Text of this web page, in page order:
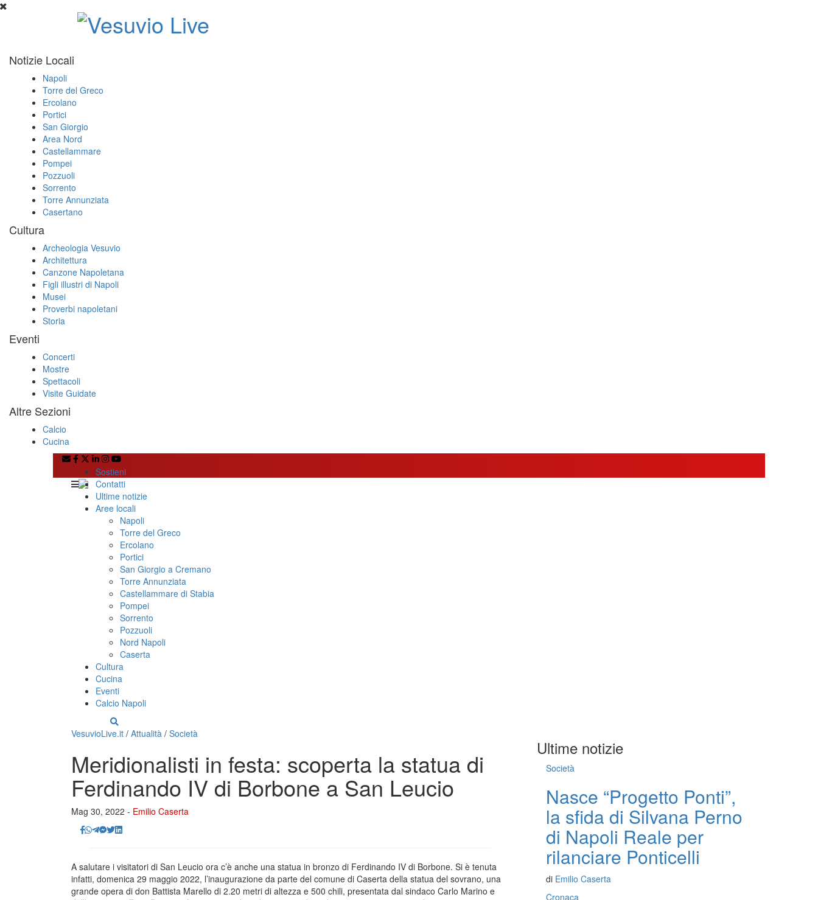
Notizie Locali
Napoli
Torre del Greco
Ercolano
Portici
San Giorgio
Area Nord
Castellammare
Pompei
Pozzuoli
Sorrento
Torre Annunziata
Casertano
Cultura
Archeologia Vesuvio
Architettura
Canzone Napoletana
Figli illustri di Napoli
Musei
Proverbi napoletani
Storia
Eventi
Concerti
Mostre
Spettacoli
Visite Guidate
Altre Sezioni
Calcio
Cucina
Sostieni
Contatti
Ultime notizie
Aree locali
Napoli
Torre del Greco
Ercolano
Portici
San Giorgio a Cremano
Torre Annunziata
Castellammare di Stabia
Pompei
Sorrento
Pozzuoli
Nord Napoli
Caserta
Cultura
Cucina
Eventi
Calcio Napoli
VesuvioLive.it / Attualità / Società
Meridionalisti in festa: scoperta la statua di
Ferdinando IV di Borbone a San Leucio
Mag 30, 2022 - Emilio Caserta
A salutare i visitatori di San Leucio ora c’è anche una statua in bronzo di Ferdinando IV di Borbone. Si è tenuta
infatti, domenica 29 maggio 2022, l’inaugurazione da parte del comune di Caserta della statua del sovrano, una
grande opera di don Battista Marello di 2.20 metri di altezza e 500 chili, presentata dal sindaco Carlo Marino e
Ultime notizie
Società
Nasce “Progetto Ponti”,
la sfida di Silvana Perno
di Napoli Reale per
rilanciare Ponticelli
di Emilio Caserta
Cronaca